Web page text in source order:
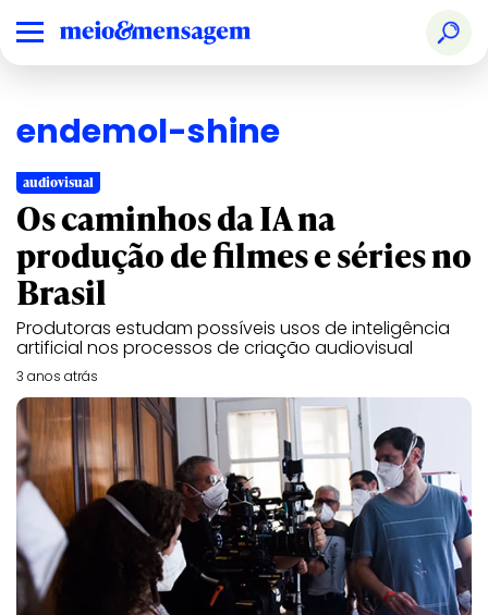
endemol-shine
audiovisual
Os caminhos da IA na
produção de filmes e séries no
Brasil
Produtoras estudam possíveis usos de inteligência
artificial nos processos de criação audiovisual
3 anos atrás